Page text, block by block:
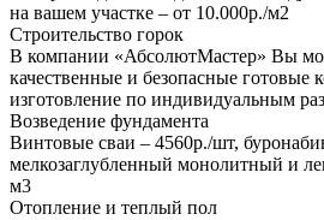
на вашем участке – от 10.000р./м2
Строительство горок
В компании «АбсолютМастер» Вы
качественные и безопасные готовые
изготовление по индивидуальным
Возведение фундамента
Винтовые сваи – 4560р./шт,
мелкозаглубленный монолитный и
м3
Отопление и теплый пол